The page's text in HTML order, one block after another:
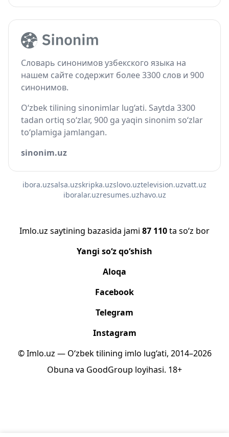
Словарь синонимов узбекского языка на
нашем сайте содержит более 3300 слов и 900
синонимов.
O‘zbek tilining sinonimlar lug‘ati. Saytda 3300
tadan ortiq so‘zlar, 900 ga yaqin sinonim so‘zlar
to‘plamiga jamlangan.
sinonim.uz
ibora.uzsalsa.uzskripka.uzslovo.uztelevision.uzvatt.uz
iboralar.uzresumes.uzhavo.uz
Imlo.uz saytining bazasida jami 87 110ta so‘z bor
Yangi so‘z qo‘shish
Aloqa
Facebook
Telegram
Instagram
© Imlo.uz — O‘zbek tilining imlo lug‘ati, 2014–2026
Obuna va GoodGroup loyihasi. 18+